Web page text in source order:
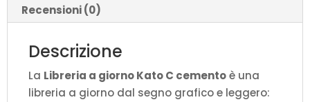
quantità
Recensioni (0)
Descrizione
La Libreria a giorno Kato C cementoè una
libreria a giorno dal segno grafico e leggero: